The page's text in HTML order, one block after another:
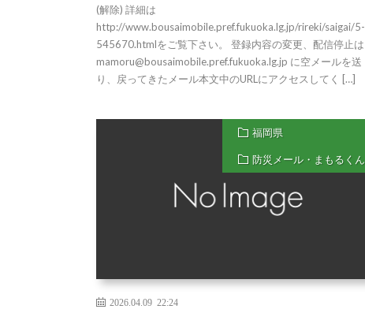
(解除) 詳細は
http://www.bousaimobile.pref.fukuoka.lg.jp/rireki/saigai/5-
545670.htmlをご覧下さい。 登録内容の変更、配信停止は
mamoru@bousaimobile.pref.fukuoka.lg.jp に空メールを送
り、戻ってきたメール本文中のURLにアクセスしてく […]
福岡県
防災メール・まもるくん
2026.04.09 22:24